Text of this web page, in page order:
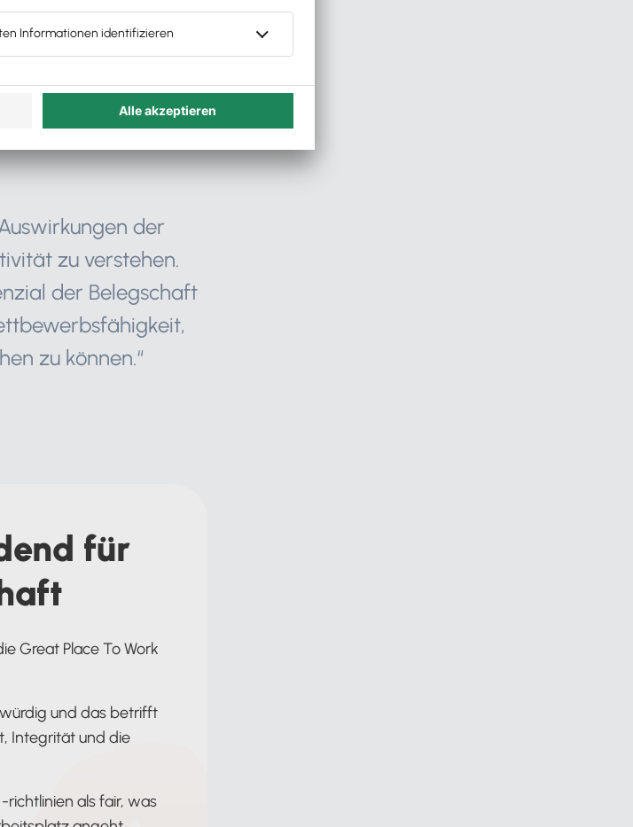
Einzelperson als
ist, Produktivität
Technologien und
der
zu verstehen.
der Belegschaft
zu können.“
für
Great Place To Work
und das betrifft
Integrität und die
als fair, was